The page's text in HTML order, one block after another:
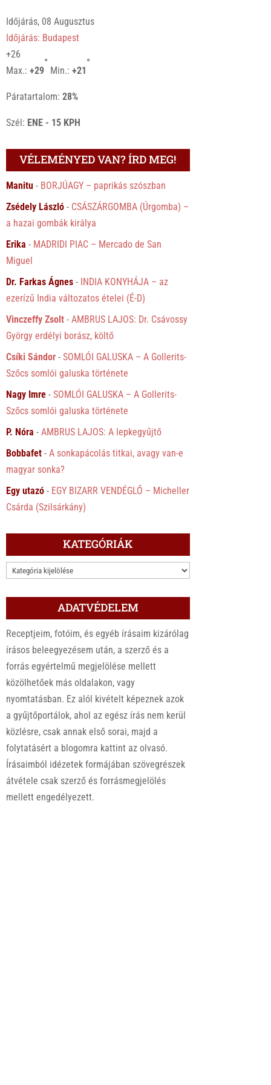
Időjárás, 08 Augusztus
Időjárás: Budapest
+26
Max.:+29
°
Min.:+21
°
Páratartalom:28%
Szél: ENE - 15 KPH
VÉLEMÉNYED VAN? ÍRD MEG!
Manitu - BORJÚAGY – paprikás szószban
Zsédely László - CSÁSZÁRGOMBA (Úrgomba) –
a hazai gombák királya
Erika - MADRIDI PIAC – Mercado de San
Miguel
Dr. Farkas Ágnes - INDIA KONYHÁJA – az
ezerízű India változatos ételei (É-D)
Vinczeffy Zsolt -AMBRUS LAJOS: Dr. Csávossy
György erdélyi borász, költő
Csíki Sándor -SOMLÓI GALUSKA – A Gollerits-
Szőcs somlói galuska története
Nagy Imre -SOMLÓI GALUSKA – A Gollerits-
Szőcs somlói galuska története
P. Nóra -AMBRUS LAJOS: A lepkegyűjtő
Bobbafet -A sonkapácolás titkai, avagy van-e
magyar sonka?
Egy utazó - EGY BIZARR VENDÉGLŐ – Micheller
Csárda (Szilsárkány)
KATEGÓRIÁK
KATEGÓRIÁK
ADATVÉDELEM
Receptjeim, fotóim, és egyéb írásaim kizárólag
írásos beleegyezésem után, a szerző és a
forrás egyértelmű megjelölése mellett
közölhetőek más oldalakon, vagy
nyomtatásban. Ez alól kivételt képeznek azok
a gyűjtőportálok, ahol az egész írás nem kerül
közlésre, csak annak első sorai, majd a
folytatásért a blogomra kattint az olvasó.
Írásaimból idézetek formájában szövegrészek
átvétele csak szerző és forrásmegjelölés
mellett engedélyezett.